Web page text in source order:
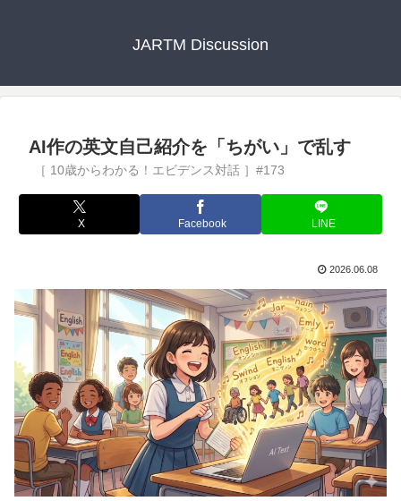
JARTM Discussion
AI作の英文自己紹介を「ちがい」で乱す
X Facebook LINE
2026.06.08